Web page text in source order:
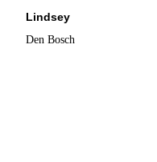
Lindsey
Den Bosch